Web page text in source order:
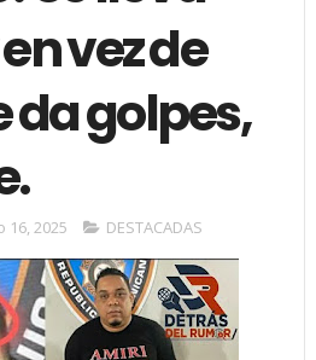
vez de
da golpes,
16, 2025 DESTACADAS